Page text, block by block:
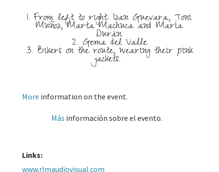
1. From left to right::Izan Guevara,Toni
Muñoz,Marta Machuca andMaría
Durán.
2. Gema del Valle
3. Bikers on the route, wearing their pink
jackets.
More information on the event.
Más información sobre el evento.
Links:
www.rlmaudiovisual.com